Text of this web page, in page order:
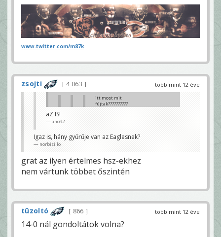
www.twitter.com/m87k
több mint 12 éve
zsojti 4 063
itt most mit
fújtak??????????
Mint a múlt héten, a topicotokban meg ebből
kihoztátok, hogy Eli egy szar irányító.😀
aZ IS!
ano92
Igaz is, hány gyűrűje van az Eaglesnek?
norbisillo
grat az ilyen értelmes hsz-ekhez
nem vártunk többet őszintén
több mint 12 éve
tûzoltó 866
14-0 nál gondoltátok volna?